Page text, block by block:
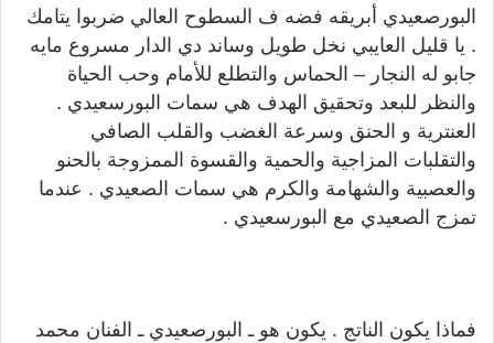
البورصعيدي أبريقه فضه ف السطوح العالي ضربوا يتامك
. يا قليل العايبي نخل طويل وساند دي الدار مسروع مايه
جابو له النجار – الحماس والتطلع للأمام وحب الحياة
والنظر للبعد وتحقيق الهدف هي سمات البورسعيدي .
العنترية و الحنق وسرعة الغضب والقلب الصافي
والتقلبات المزاجية والحمية والقسوة الممزوجة بالحنو
والعصبية والشهامة والكرم هي سمات الصعيدي . عندما
تمزج الصعيدي مع البورسعيدي .
فماذا يكون الناتج . يكون هو ـ البورصعيدي ـ الفنان محمد